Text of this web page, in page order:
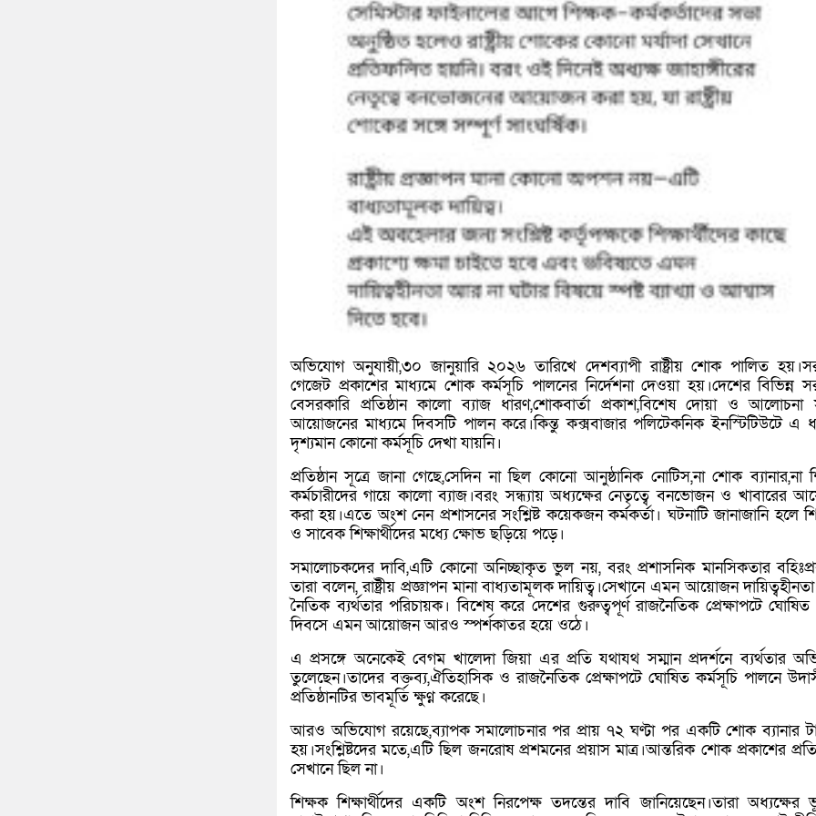
অভিযোগ অনুযায়ী,৩০ জানুয়ারি ২০২৬ তারিখে দেশব্যাপী রাষ্ট্রীয় শোক পালিত
গেজেট প্রকাশের মাধ্যমে শোক কর্মসূচি পালনের নির্দেশনা দেওয়া হয়।দেশের বিভিন্ন
বেসরকারি প্রতিষ্ঠান কালো ব্যাজ ধারণ,শোকবার্তা প্রকাশ,বিশেষ দোয়া ও আলোচনা
আয়োজনের মাধ্যমে দিবসটি পালন করে।কিন্তু কক্সবাজার পলিটেকনিক ইনস্টিটিউটে এ
দৃশ্যমান কোনো কর্মসূচি দেখা যায়নি।
প্রতিষ্ঠান সূত্রে জানা গেছে,সেদিন না ছিল কোনো আনুষ্ঠানিক নোটিস,না শোক ব্যানার,না
কর্মচারীদের গায়ে কালো ব্যাজ।বরং সন্ধ্যায় অধ্যক্ষের নেতৃত্বে বনভোজন ও খাবারের
করা হয়।এতে অংশ নেন প্রশাসনের সংশ্লিষ্ট কয়েকজন কর্মকর্তা। ঘটনাটি জানাজানি হলে
ও সাবেক শিক্ষার্থীদের মধ্যে ক্ষোভ ছড়িয়ে পড়ে।
সমালোচকদের দাবি,এটি কোনো অনিচ্ছাকৃত ভুল নয়, বরং প্রশাসনিক মানসিকতার
তারা বলেন, রাষ্ট্রীয় প্রজ্ঞাপন মানা বাধ্যতামূলক দায়িত্ব।সেখানে এমন আয়োজন
নৈতিক ব্যর্থতার পরিচায়ক। বিশেষ করে দেশের গুরুত্বপূর্ণ রাজনৈতিক প্রেক্ষাপটে
দিবসে এমন আয়োজন আরও স্পর্শকাতর হয়ে ওঠে।
এ প্রসঙ্গে অনেকেই বেগম খালেদা জিয়া এর প্রতি যথাযথ সম্মান প্রদর্শনে ব্যর্থতার
তুলেছেন।তাদের বক্তব্য,ঐতিহাসিক ও রাজনৈতিক প্রেক্ষাপটে ঘোষিত কর্মসূচি পালনে
প্রতিষ্ঠানটির ভাবমূর্তি ক্ষুণ্ণ করেছে।
আরও অভিযোগ রয়েছে,ব্যাপক সমালোচনার পর প্রায় ৭২ ঘণ্টা পর একটি শোক ব্যানার
হয়।সংশ্লিষ্টদের মতে,এটি ছিল জনরোষ প্রশমনের প্রয়াস মাত্র।আন্তরিক শোক প্রকাশের
সেখানে ছিল না।
শিক্ষক শিক্ষার্থীদের একটি অংশ নিরপেক্ষ তদন্তের দাবি জানিয়েছেন।তারা অধ্যক্ষের